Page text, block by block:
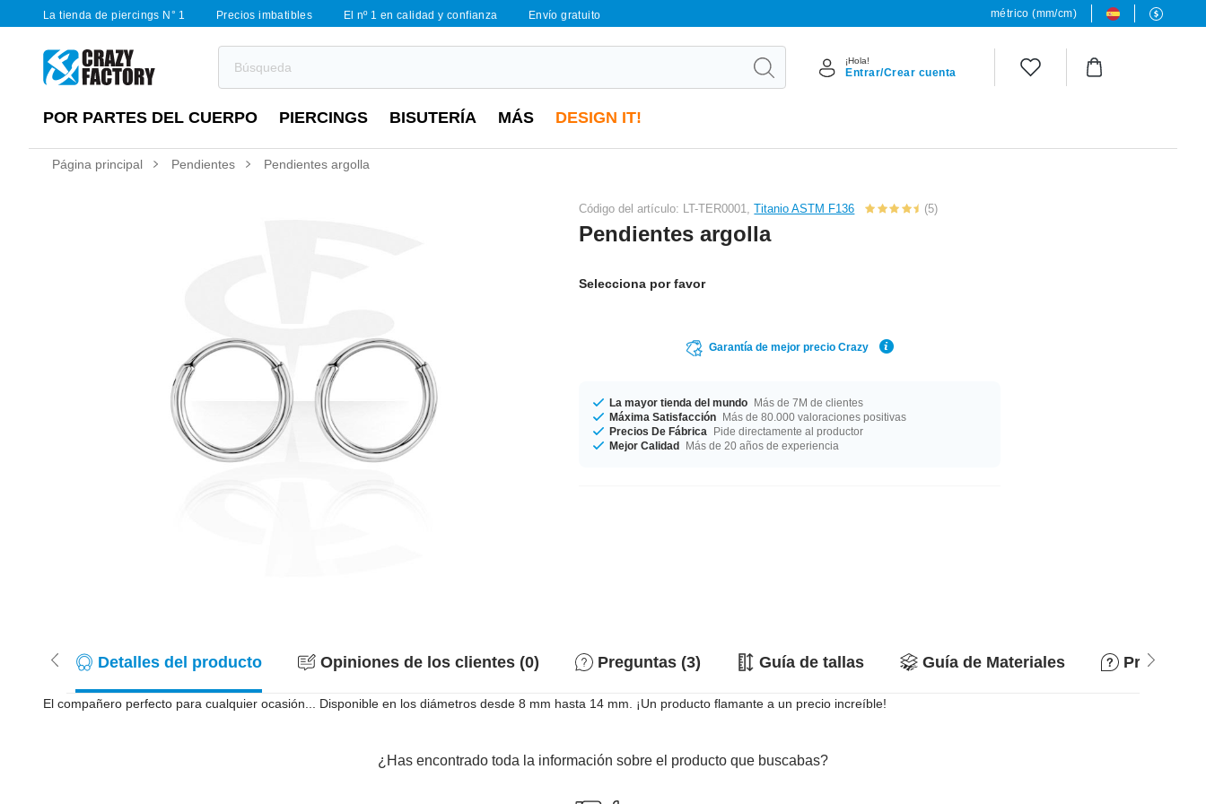
La tienda de piercings N° 1 Precios imbatibles El nº 1 en calidad y confianza Envío gratuito métrico (mm/cm)
¡Hola!
Entrar/Crear cuenta
POR PARTES DEL CUERPO PIERCINGS BISUTERÍA MÁS DESIGN IT!
Página principal Pendientes Pendientes argolla
Código del artículo: LT-TER0001,Titanio ASTM F136 (5)
Pendientes argolla
Selecciona por favor
Garantía de mejor precio Crazy
La mayor tienda del mundo Más de 7M de clientes
Máxima Satisfacción Más de 80.000 valoraciones positivas
Precios De Fábrica
Pide directamente al productor
Mejor Calidad Más de 20 años de experiencia
Detalles del producto Opiniones de los clientes (0) Preguntas (3) Guía de tallas Guía de Materiales
El compañero perfecto para cualquier ocasión... Disponible en los diámetros desde 8 mm hasta 14 mm. ¡Un producto flamante a un precio increíble!
¿Has encontrado toda la información sobre el producto que buscabas?